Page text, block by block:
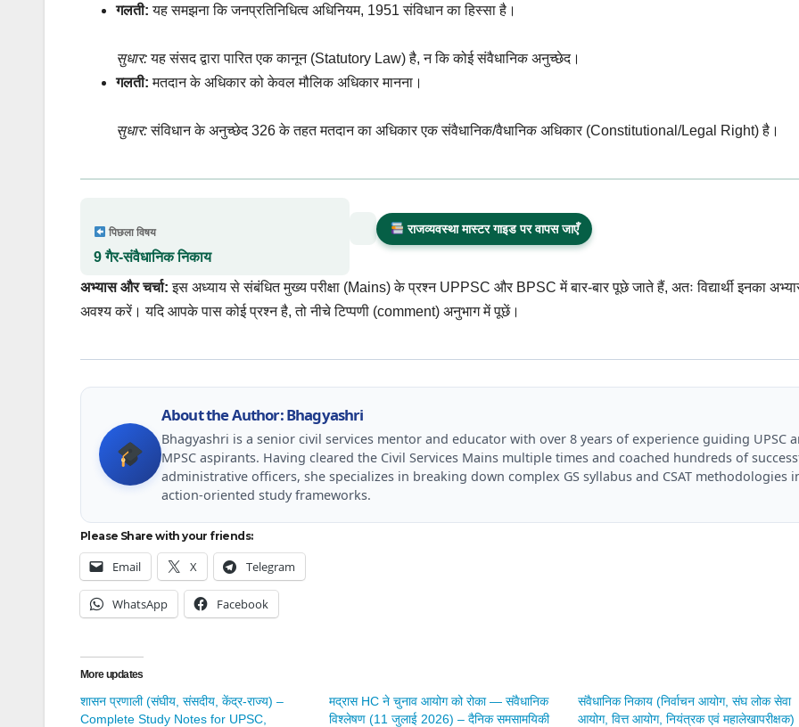
गलती: यह समझना कि जनप्रतिनिधित्व अधिनियम, 1951 संविधान का हिस्सा है।
सुधार:यह संसद द्वारा पारित एक कानून (Statutory Law) है, न कि कोई संवैधानिक अनुच्छेद।
गलती: मतदान के अधिकार को केवल मौलिक अधिकार मानना।
सुधार:संविधान के अनुच्छेद 326 के तहत मतदान का अधिकार एक संवैधानिक/वैधानिक अधिकार (Constitutional/Legal Right) है।
पिछला विषय
9 गैर-संवैधानिक निकाय
राजव्यवस्था मास्टर गाइड पर वापस जाएँ
अभ्यास और चर्चा: इस अध्याय से संबंधित मुख्य परीक्षा (Mains) के प्रश्न UPPSC और BPSC में बार-बार पूछे जाते हैं, अतः विद्यार्थी इनका
अवश्य करें। यदि आपके पास कोई प्रश्न है, तो नीचे टिप्पणी (comment) अनुभाग में पूछें।
About the Author: Bhagyashri
Bhagyashri is a senior civil services mentor and educator with over 8 years of experience guiding UPSC
MPSC aspirants. Having cleared the Civil Services Mains multiple times and coached hundreds of
administrative officers, she specializes in breaking down complex GS syllabus and CSAT methodologies
action-oriented study frameworks.
Please Share with your friends:
Email X Telegram
WhatsApp Facebook
More updates
शासन प्रणाली (संघीय, संसदीय, केंद्र-राज्य) –
Complete Study Notes for UPSC,
मद्रास HC ने चुनाव आयोग को रोका — संवैधानिक
विश्लेषण (11 जुलाई 2026) – दैनिक समसामयिकी
संवैधानिक निकाय (निर्वाचन आयोग, संघ लोक सेवा
आयोग, वित्त आयोग, नियंत्रक एवं महालेखापरीक्षक)